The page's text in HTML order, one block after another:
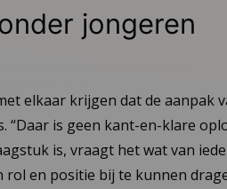
jongeren
elkaar krijgen dat de aanpak
“Daar is geen kant-en-klare
is, vraagt het wat van
en positie bij te kunnen